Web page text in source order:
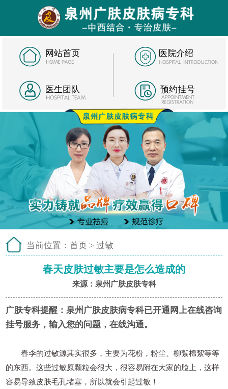
网站首页 医院介绍
医生团队 预约挂号
当前位置： 首页 > 过敏
春天皮肤过敏主要是怎么造成的
来源：泉州广肤皮肤专科
广肤专科提醒： 泉州广肤皮肤病专科已开通网上在线咨询
挂号服务，输入您的问题，在线沟通。
春季的过敏源其实很多，主要为花粉，粉尘、柳絮棉絮等等
的东西。这些过敏原颗粒会很大，很容易附在大家的脸上，这样
容易导致皮肤毛孔堵塞，所以就会引起过敏！